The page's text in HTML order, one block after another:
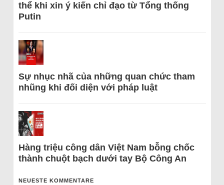
thể khi xin ý kiến chỉ đạo từ Tổng thống
Putin
Sự nhục nhã của những quan chức tham
nhũng khi đối diện với pháp luật
Hàng triệu công dân Việt Nam bỗng chốc
thành chuột bạch dưới tay Bộ Công An
NEUESTE KOMMENTARE